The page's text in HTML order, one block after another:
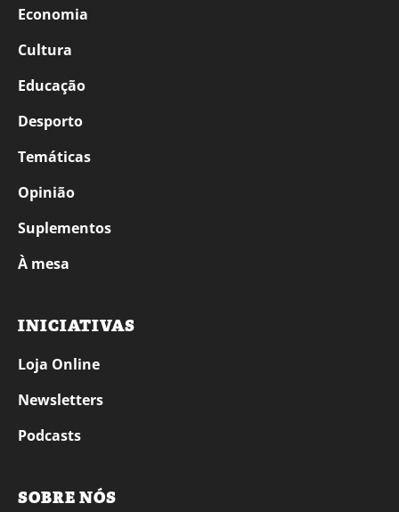
Economia
Cultura
Educação
Desporto
Temáticas
Opinião
Suplementos
À mesa
INICIATIVAS
Loja Online
Newsletters
Podcasts
SOBRE NÓS